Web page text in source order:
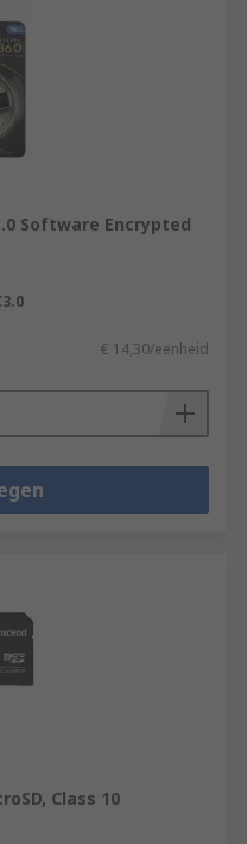
Software Encrypted
€ 14,30/eenheid
Class 10